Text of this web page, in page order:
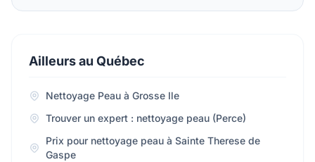
Ailleurs au Québec
Nettoyage Peau à Grosse Ile
Trouver un expert : nettoyage peau (Perce)
Prix pour nettoyage peau à Sainte Therese de
Gaspe